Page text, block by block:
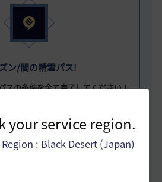
your service region.
: Black Desert (Japan)
ン/闇の精霊パス!
スの条件を全て完了してください！
いただいた冒険者様の場合、闇の精
てお受け取りいただく必要がありま